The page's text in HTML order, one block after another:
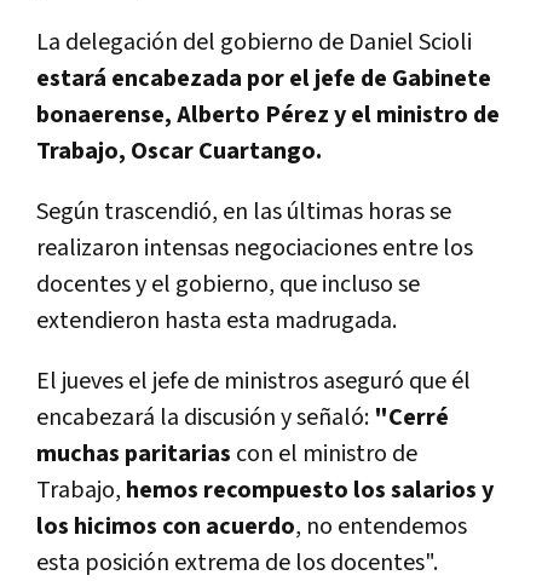
La delegación del gobierno de Daniel Scioli
estará encabezada por el jefe de Gabinete
bonaerense, Alberto Pérez y el ministro de
Trabajo, Oscar Cuartango.
Según trascendió, en las últimas horas se
realizaron intensas negociaciones entre los
docentes y el gobierno, que incluso se
extendieron hasta esta madrugada.
El jueves el jefe de ministros aseguró que él
encabezará la discusión y señaló: "Cerré
muchas paritarias con el ministro de
Trabajo, hemos recompuesto los salarios y
los hicimos con acuerdo, no entendemos
esta posición extrema de los docentes".